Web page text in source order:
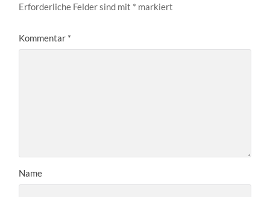
Erforderliche Felder sind mit * markiert
Kommentar *
Name